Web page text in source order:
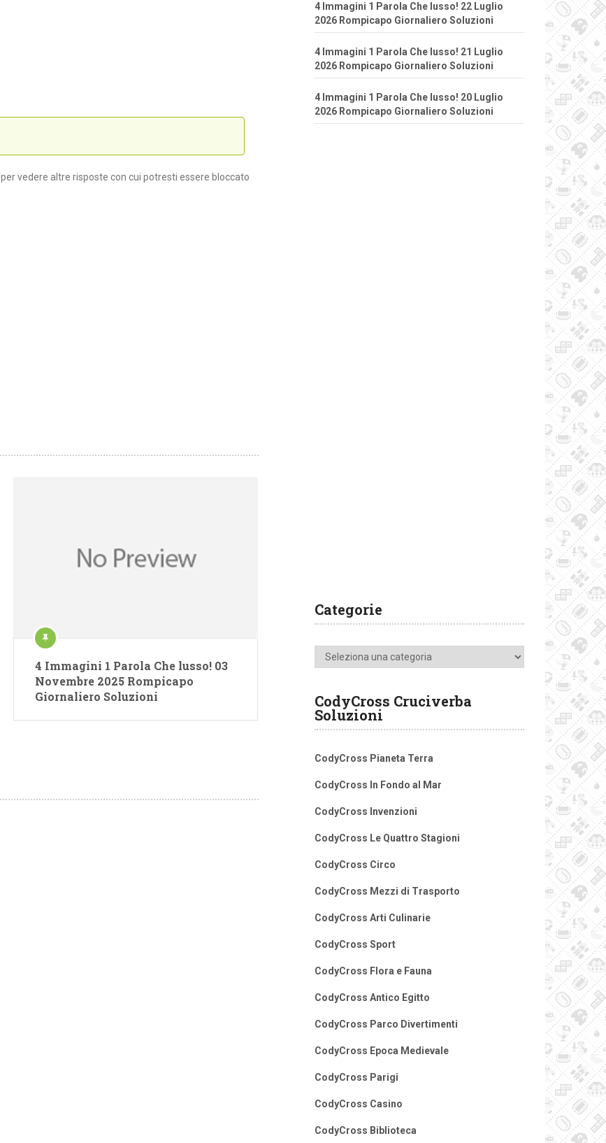
per vedere altre risposte con cui potresti essere bloccato
4 Immagini 1 Parola Che lusso! 03
Novembre 2025 Rompicapo
Giornaliero Soluzioni
4 Immagini 1 Parola Che lusso! 22 Luglio
2026 Rompicapo Giornaliero Soluzioni
4 Immagini 1 Parola Che lusso! 21 Luglio
2026 Rompicapo Giornaliero Soluzioni
4 Immagini 1 Parola Che lusso! 20 Luglio
2026 Rompicapo Giornaliero Soluzioni
Categorie
Categorie
CodyCross Cruciverba
Soluzioni
CodyCross Pianeta Terra
CodyCross In Fondo al Mar
CodyCross Invenzioni
CodyCross Le Quattro Stagioni
CodyCross Circo
CodyCross Mezzi di Trasporto
CodyCross Arti Culinarie
CodyCross Sport
CodyCross Flora e Fauna
CodyCross Antico Egitto
CodyCross Parco Divertimenti
CodyCross Epoca Medievale
CodyCross Parigi
CodyCross Casino
CodyCross Biblioteca